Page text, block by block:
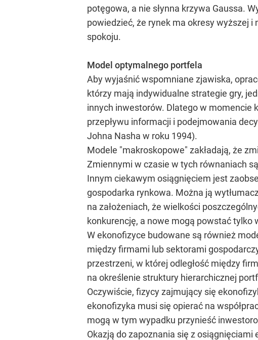
potęgowa, a nie słynna krzywa Gaussa.
powiedzieć, że rynek ma okresy wyższej
spokoju.
Model optymalnego portfela
Aby wyjaśnić wspomniane zjawiska,
którzy mają indywidualne strategie gry,
innych inwestorów. Dlatego w momencie
przepływu informacji i podejmowania
Johna Nasha w roku 1994).
Modele "makroskopowe" zakładają, że
Zmiennymi w czasie w tych równaniach
Innym ciekawym osiągnięciem jest
gospodarka rynkowa. Można ją
na założeniach, że wielkości
konkurencję, a nowe mogą powstać
W ekonofizyce budowane są również
między firmami lub sektorami
przestrzeni, w której odległość między
na określenie struktury hierarchicznej
Oczywiście, fizycy zajmujący się
ekonofizyka musi się opierać na
mogą w tym wypadku przynieść
Okazją do zapoznania się z